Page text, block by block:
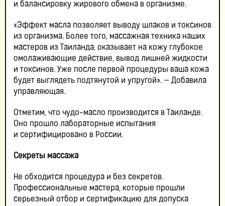
и балансировку жирового обмена в организме.
«Эффект масла позволяет выводу шлаков и токсинов
из организма. Более того, массажная техника наших
мастеров из Таиланда, оказывает на кожу глубокое
омолаживающие действие, вывод лишней жидкости
и токсинов. Уже после первой процедуры ваша кожа
будет выглядеть подтянутой и упругой». — Добавила
управляющая.
Отметим, что чудо-масло производится в Таиланде.
Оно прошло лабораторные испытания
и сертифицировано в России.
Секреты массажа
Не обходится процедура и без секретов.
Профессиональные мастера, которые прошли
серьезный отбор и сертификацию для допуска